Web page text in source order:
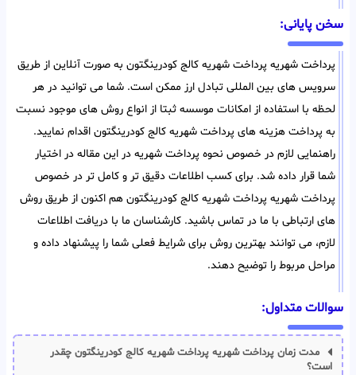
سخن پایانی:
پرداخت شهریه پرداخت شهریه کالج کودرینگتون به صورت آنلاین از طریق
سرویس های بین المللی تبادل ارز ممکن است. شما می توانید در هر
لحظه با استفاده از امکانات موسسه ثبتا از انواع روش های موجود نسبت
به پرداخت هزینه های پرداخت شهریه کالج کودرینگتون اقدام نمایید.
راهنمایی لازم در خصوص نحوه پرداخت شهریه در این مقاله در اختیار
شما قرار داده شد. برای کسب اطلاعات دقیق تر و کامل تر در خصوص
پرداخت شهریه پرداخت شهریه کالج کودرینگتون هم اکنون از طریق روش
های ارتباطی با ما در تماس باشید. کارشناسان ما با دریافت اطلاعات
لازم، می توانند بهترین روش برای شرایط فعلی شما را پیشنهاد داده و
مراحل مربوط را توضیح دهند.
سوالات متداول:
مدت زمان پرداخت شهریه پرداخت شهریه کالج کودرینگتون چقدر
است؟